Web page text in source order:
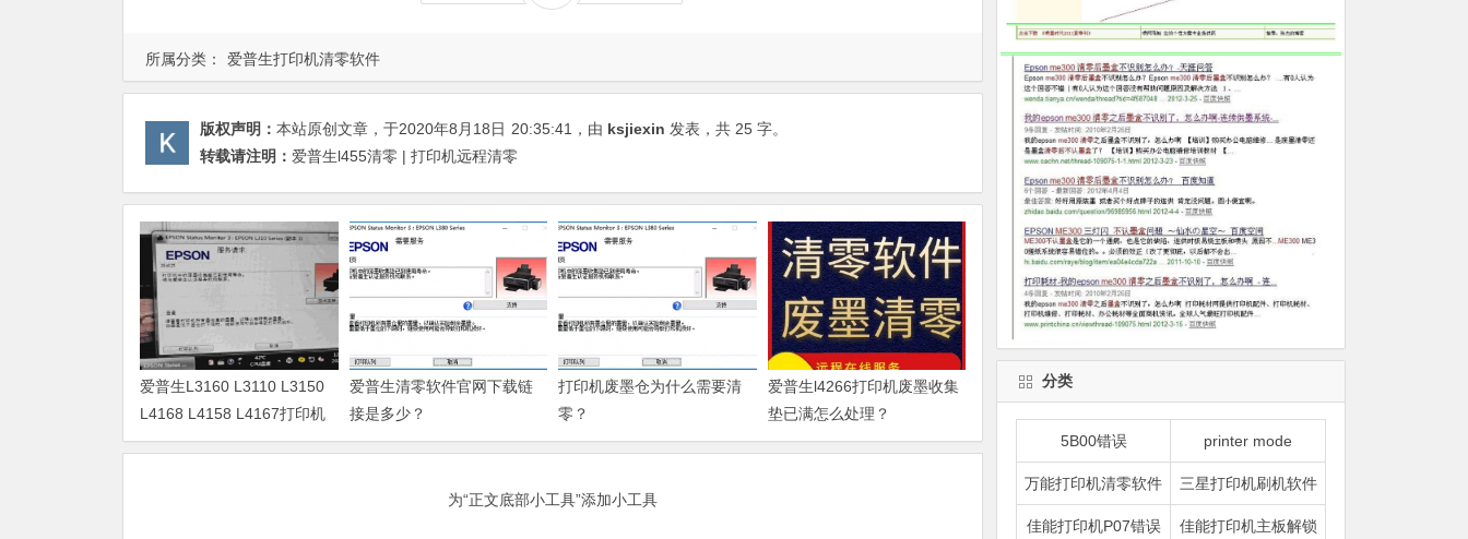
所属分类： 爱普生打印机清零软件
版权声明： 本站原创文章，于2020年8月18日 20:35:41 ，由 ksjiexin 发表，共 25 字。
转载请注明： 爱普生l455清零 | 打印机远程清零
爱普生L3160 L3110 L3150
L4168 L4158 L4167打印机
废墨清零软件
爱普生清零软件官网下载链
接是多少？
打印机废墨仓为什么需要清
零？
爱普生l4266打印机废墨收集
垫已满怎么处理？
为“正文底部小工具”添加小工具
分类
5B00错误 printer mode
万能打印机清零软件 三星打印机刷机软件
佳能打印机P07错误 佳能打印机主板解锁